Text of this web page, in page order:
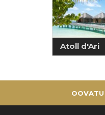
Atoll d'Ari
OOVATU